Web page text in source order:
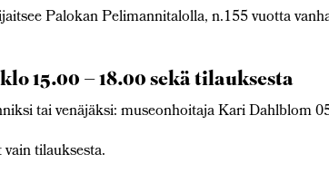
Palokan Pelimannitalolla, n.155 vuotta
15.00 – 18.00 sekä tilauksesta
tai venäjäksi: museonhoitaja Kari Dahlblom
tilauksesta.